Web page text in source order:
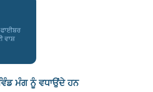
ਫਾਈਬਰ
ਵਾਸ਼
ਮੰਗ ਨੂੰ ਵਧਾਉਂਦੇ ਹਨ